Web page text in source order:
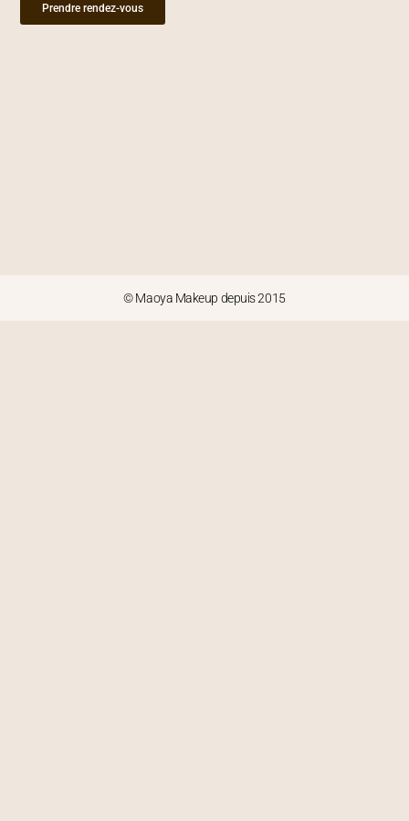
Prendre rendez-vous
© Maoya Makeup depuis 2015